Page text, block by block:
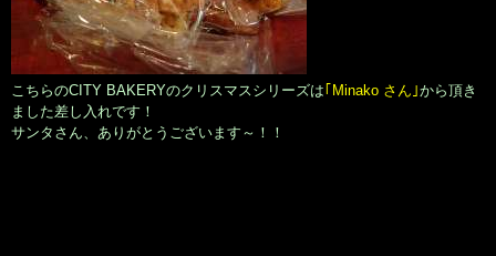
こちらのCITY BAKERYのクリスマスシリーズは｢Minako さん｣から頂き
ました差し入れです！
サンタさん、ありがとうございます～！！